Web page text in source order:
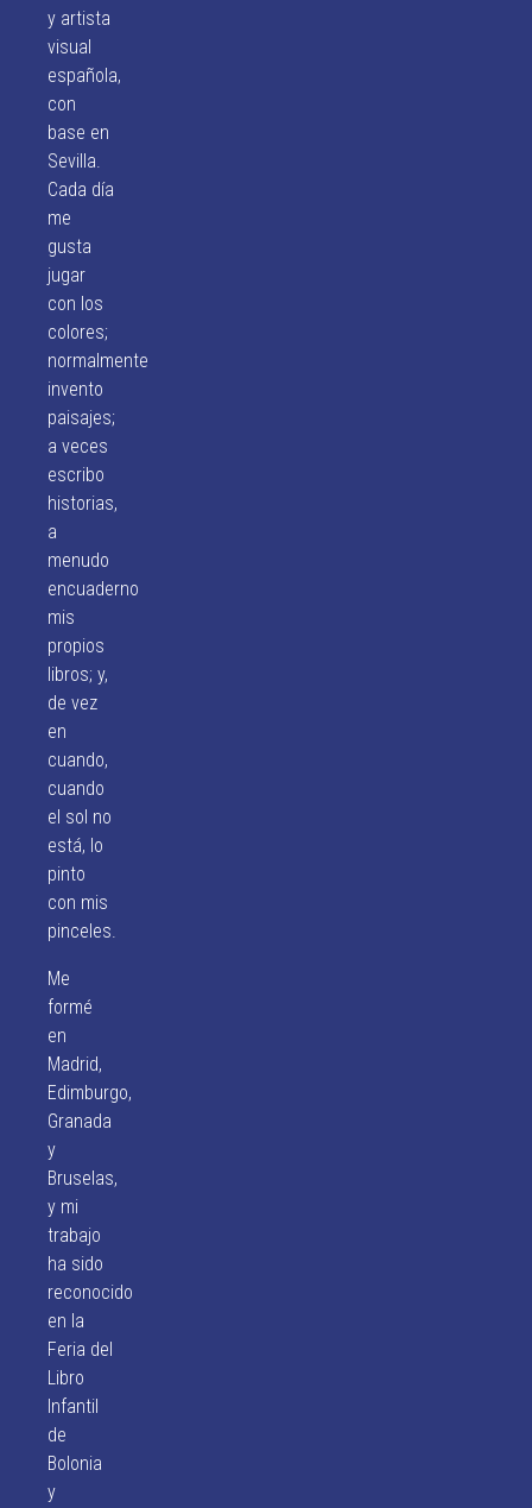
y artista
visual
española,
con
base en
Sevilla.
Cada día
me
gusta
jugar
con los
colores;
normalmente
invento
paisajes;
a veces
escribo
historias,
a
menudo
encuaderno
mis
propios
libros; y,
de vez
en
cuando,
cuando
el sol no
está, lo
pinto
con mis
pinceles.
Me
formé
en
Madrid,
Edimburgo,
Granada
y
Bruselas,
y mi
trabajo
ha sido
reconocido
en la
Feria del
Libro
Infantil
de
Bolonia
y